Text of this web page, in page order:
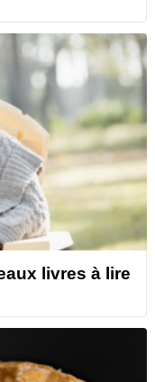
livres à lire